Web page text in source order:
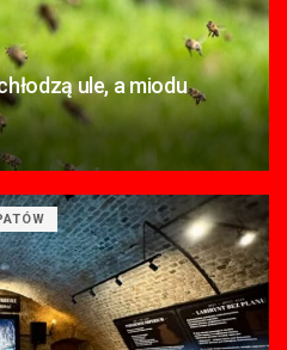
ule, a miodu